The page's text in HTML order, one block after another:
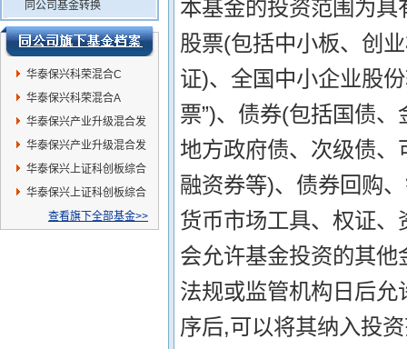
同公司基金转换
华泰保兴科荣混合C
华泰保兴科荣混合A
华泰保兴产业升级混合发
起A
华泰保兴产业升级混合发
起C
华泰保兴上证科创板综合
指数增强发起A
华泰保兴上证科创板综合
指数增强发起C
查看旗下全部基金>>
本基金的投资范围为
股票(包括中小板、创
证)、全国中小企业股
票”)、债券(包括国债
地方政府债、次级债
融资券等)、债券回购
货币市场工具、权证
会允许基金投资的其
法规或监管机构日后
序后,可以将其纳入投